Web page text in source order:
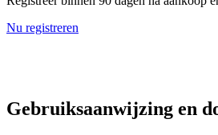
Nu registreren
Gebruiksaanwijzing en